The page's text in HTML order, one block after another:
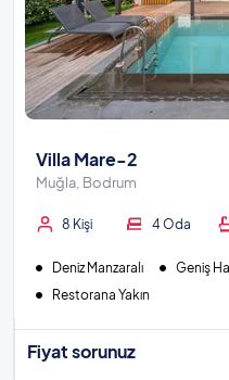
Villa Mare-2
Muğla, Bodrum
8 Kişi 4 Oda
Deniz Manzaralı Geniş
Restorana Yakın
Fiyat sorunuz